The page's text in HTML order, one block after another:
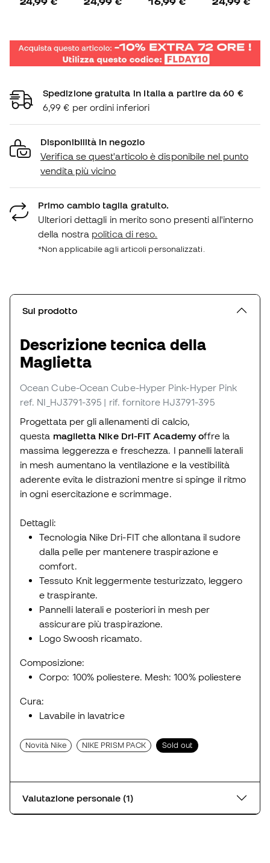
Spedizione gratuita in Italia a partire da 60 €
6,99 € per ordini inferiori
Disponibilità in negozio
Verifica se quest'articolo è disponibile nel punto
vendita più vicino
Primo cambio taglia gratuito.
Ulteriori dettagli in merito sono presenti all'interno
della nostra politica di reso.
*Non applicabile agli articoli personalizzati.
Sul prodotto
Descrizione tecnica della
Maglietta
Ocean Cube-Ocean Cube-Hyper Pink-Hyper Pink
ref. NI_HJ3791-395 | rif. fornitore HJ3791-395
Progettata per gli allenamenti di calcio,
questa maglietta Nike Dri-FIT Academy offre la
massima leggerezza e freschezza. I pannelli laterali
in mesh aumentano la ventilazione e la vestibilità
aderente evita le distrazioni mentre si spinge il ritmo
in ogni esercitazione e scrimmage.
Dettagli:
Tecnologia Nike Dri-FIT che allontana il sudore
dalla pelle per mantenere traspirazione e
comfort.
Tessuto Knit leggermente testurizzato, leggero
e traspirante.
Pannelli laterali e posteriori in mesh per
assicurare più traspirazione.
Logo Swoosh ricamato.
Composizione:
Corpo: 100% poliestere. Mesh: 100% poliestere
Cura:
Lavabile in lavatrice
Novità Nike NIKE PRISM PACK Sold out
Valutazione personale (1)